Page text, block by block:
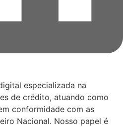
especializada na
de crédito, atuando como
conformidade com as
Nacional. Nosso papel é